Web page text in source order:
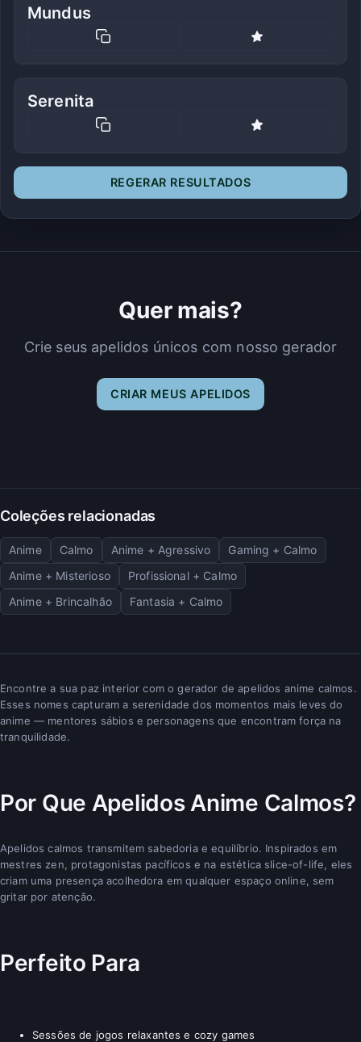
Mundus
Serenita
REGERAR RESULTADOS
Quer mais?
Crie seus apelidos únicos com nosso gerador
CRIAR MEUS APELIDOS
Coleções relacionadas
Anime Calmo Anime + Agressivo
Gaming + Calmo
Anime + Misterioso
Profissional + Calmo
Anime + Brincalhão
Fantasia + Calmo
Encontre a sua paz interior com o gerador de apelidos anime calmos.
Esses nomes capturam a serenidade dos momentos mais leves do
anime — mentores sábios e personagens que encontram força na
tranquilidade.
Por Que Apelidos Anime Calmos?
Apelidos calmos transmitem sabedoria e equilíbrio. Inspirados em
mestres zen, protagonistas pacíficos e na estética slice-of-life, eles
criam uma presença acolhedora em qualquer espaço online, sem
gritar por atenção.
Perfeito Para
Sessões de jogos relaxantes e cozy games